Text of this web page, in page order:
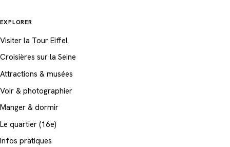
EXPLORER
Visiter la Tour Eiffel
Croisières sur la Seine
Attractions & musées
Voir & photographier
Manger & dormir
Le quartier (16e)
Infos pratiques